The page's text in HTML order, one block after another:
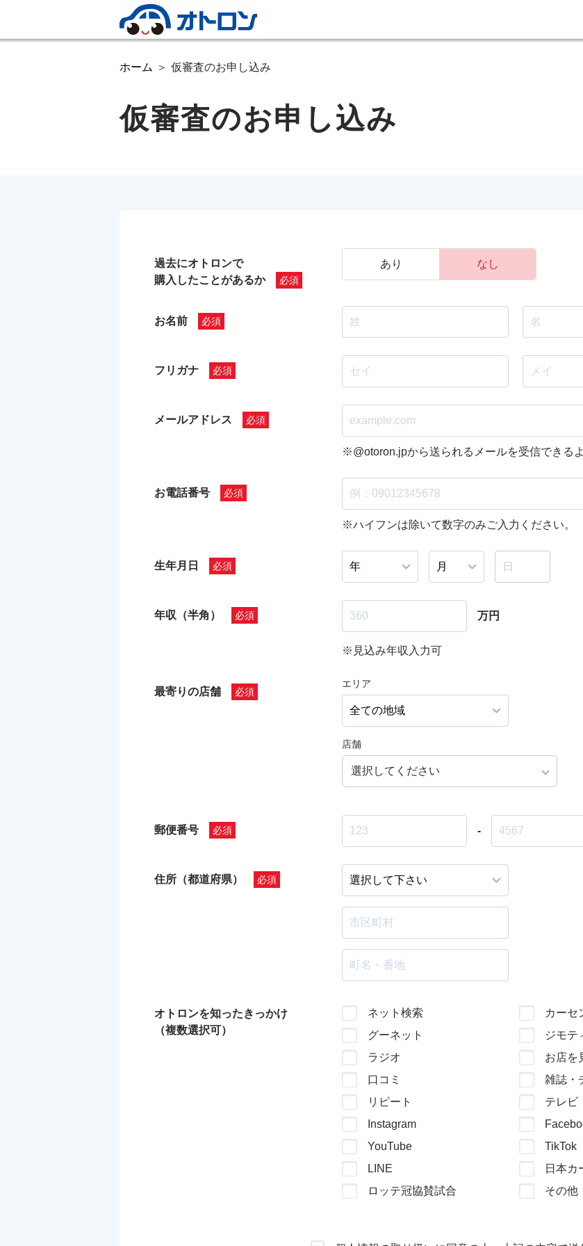
ホーム 仮審査のお申し込み
仮審査のお申し込み
過去にオトロンで
購入したことがあるか
あり なし
お名前
フリガナ
メールアドレス
※@otoron.jpから送られるメールを受信できる
お電話番号
※ハイフンは除いて数字のみご入力ください。
生年月日
年収（半角） 万円
※見込み年収入力可
最寄りの店舗
エリア
店舗
選択してください
郵便番号 -
住所（都道府県）
オトロンを知ったきっかけ
（複数選択可）
ネット検索
カーセ
グーネット
ジモテ
ラジオ
お店を
口コミ
雑誌・
リピート
テレビ
Instagram
YouTube
TikTok
LINE
日本カ
ロッテ冠協賛試合
その他